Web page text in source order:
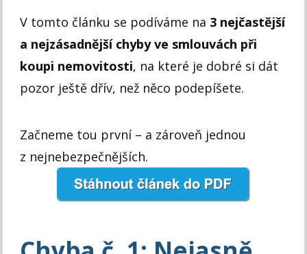
V tomto článku se podíváme na 3 nejčastější
a nejzásadnější chyby ve smlouvách při
koupi nemovitosti, na které je dobré si dát
pozor ještě dřív, než něco podepíšete.
Začneme tou první – a zároveň jednou
z nejnebezpečnějších.